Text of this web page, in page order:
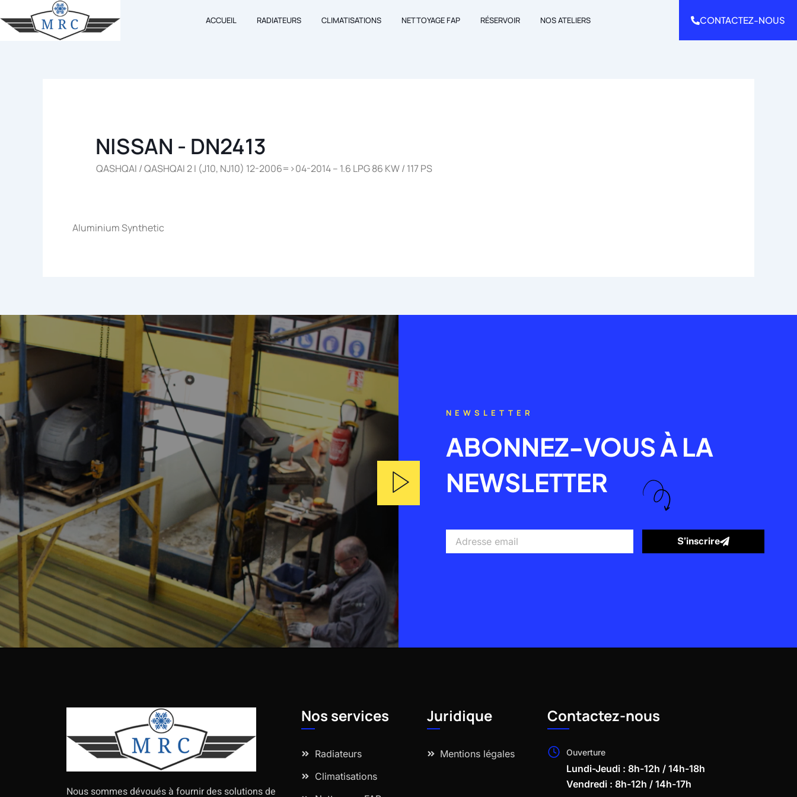
au
ACCUEIL RADIATEURS CLIMATISATIONS NETTOYAGE FAP RÉSERVOIR NOS ATELIERS CONTACTEZ-NOUS
NISSAN - DN2413
QASHQAI / QASHQAI 2 I (J10, NJ10) 12-2006=>04-2014 – 1.6 LPG 86 KW / 117 PS
Aluminium Synthetic
NEWSLETTER
ABONNEZ-VOUS À LA
NEWSLETTER
email
S’inscrire
Nous sommes dévoués à fournir des solutions de
Nos services
Radiateurs
Climatisations
Juridique
Mentions légales
Contactez-nous
Ouverture
Lundi-Jeudi : 8h-12h / 14h-18h
Vendredi : 8h-12h / 14h-17h